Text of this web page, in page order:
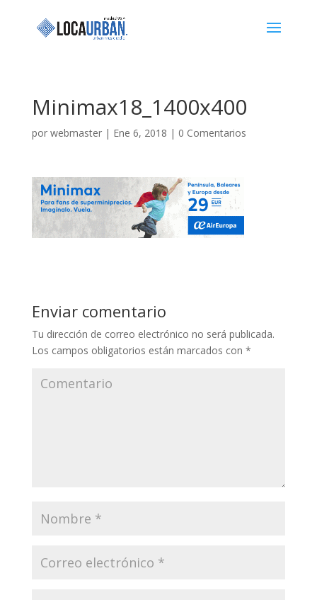
Minimax18_1400x400
por webmaster| Ene 6, 2018 | 0 Comentarios
Enviar comentario
Tu dirección de correo electrónico no será publicada.
Los campos obligatorios están marcados con *